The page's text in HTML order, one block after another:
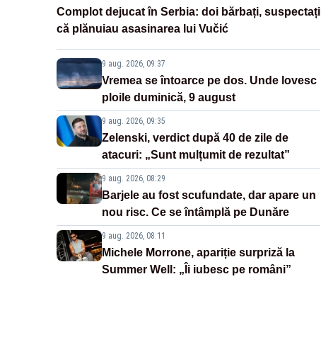
Complot dejucat în Serbia: doi bărbați, suspectați
că plănuiau asasinarea lui Vučić
9 aug. 2026, 09:37
Vremea se întoarce pe dos. Unde lovesc
ploile duminică, 9 august
9 aug. 2026, 09:35
Zelenski, verdict după 40 de zile de
atacuri: „Sunt mulțumit de rezultat”
9 aug. 2026, 08:29
Barjele au fost scufundate, dar apare un
nou risc. Ce se întâmplă pe Dunăre
9 aug. 2026, 08:11
Michele Morrone, apariție surpriză la
Summer Well: „Îi iubesc pe români”